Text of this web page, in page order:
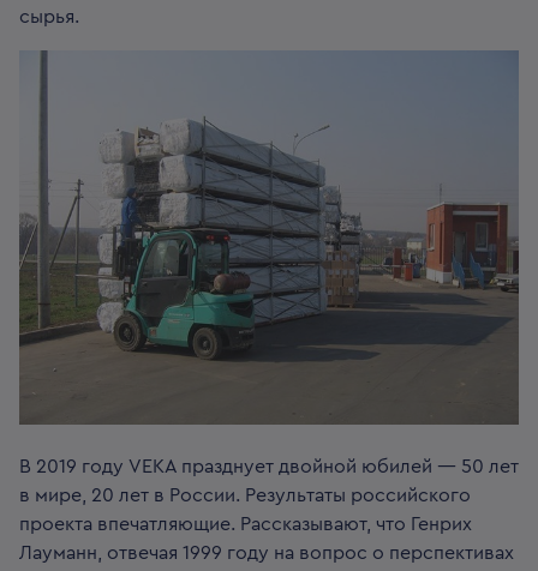
сырья.
В 2019 году VEKA празднует двойной юбилей — 50 лет
в мире, 20 лет в России. Результаты российского
проекта впечатляющие. Рассказывают, что Генрих
Лауманн, отвечая 1999 году на вопрос о перспективах